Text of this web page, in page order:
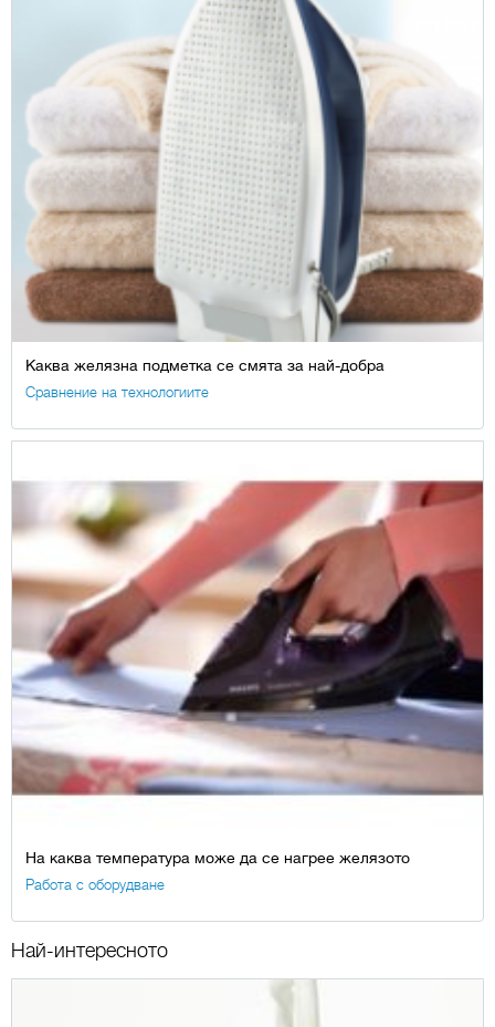
Каква желязна подметка се смята за най-добра
Сравнение на технологиите
На каква температура може да се нагрее желязото
Работа с оборудване
Най-интересното